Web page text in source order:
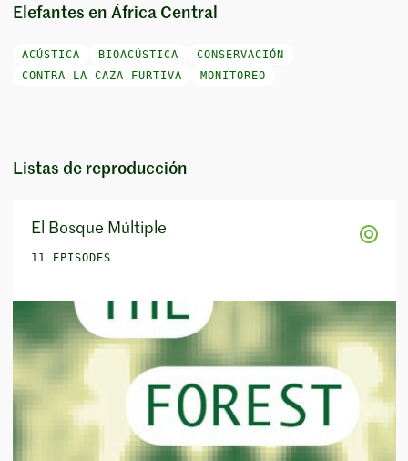
Elefantes en África Central
ACÚSTICA BIOACÚSTICA
CONSERVACIÓN
CONTRA LA CAZA FURTIVA
MONITOREO
Listas de reproducción
El Bosque Múltiple
11 EPISODES